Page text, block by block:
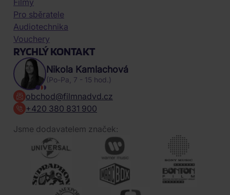
Filmy
Pro sběratele
Audiotechnika
Vouchery
RYCHLÝ KONTAKT
Nikola Kamlachová
(Po-Pa, 7 - 15 hod.)
obchod@filmnadvd.cz
+420 380 831 900
Jsme dodavatelem značek: